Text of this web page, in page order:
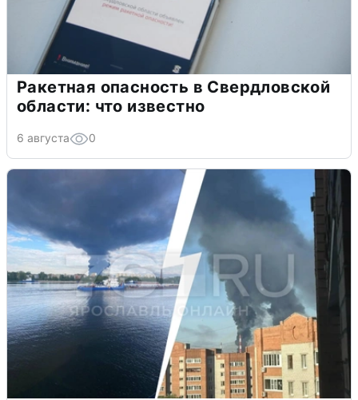
Ракетная опасность в Свердловской
области: что известно
6 августа 0